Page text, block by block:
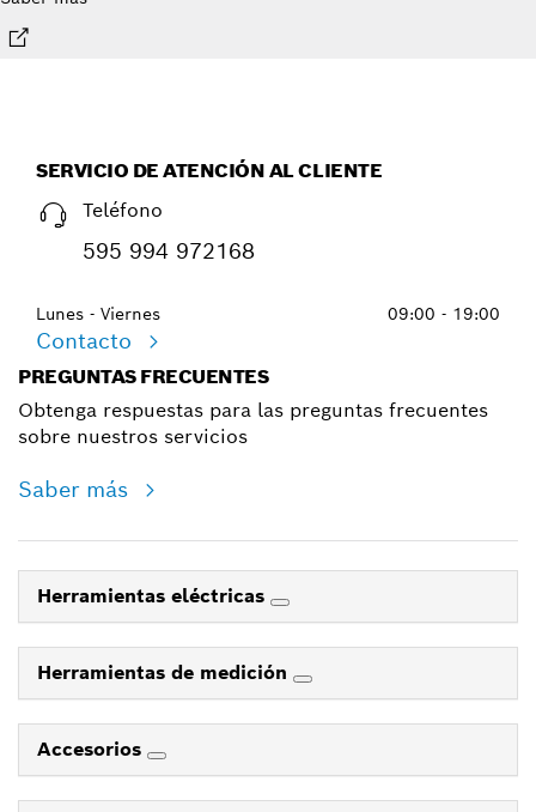
SERVICIO DE ATENCIÓN AL CLIENTE
Teléfono
595 994 972168
Lunes - Viernes 09:00 - 19:00
Contacto
PREGUNTAS FRECUENTES
Obtenga respuestas para las preguntas frecuentes
sobre nuestros servicios
Saber más
Herramientas eléctricas
Herramientas de medición
Accesorios